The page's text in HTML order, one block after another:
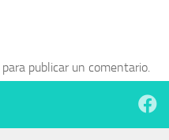
para publicar un comentario.